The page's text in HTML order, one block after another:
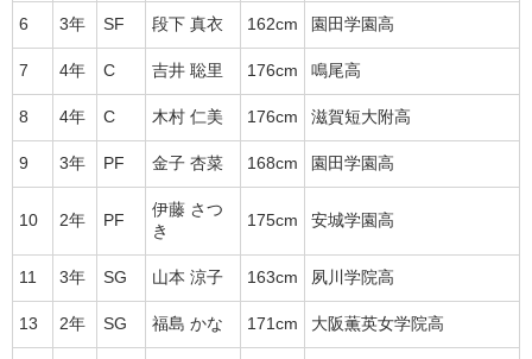
6 3年 SF 段下 真衣 162cm 園田学園高
7 4年 C 吉井 聡里 176cm 鳴尾高
8 4年 C 木村 仁美 176cm 滋賀短大附高
9 3年 PF 金子 杏菜 168cm 園田学園高
10 2年 PF
伊藤 さつ
き
175cm 安城学園高
11 3年 SG 山本 涼子 163cm 夙川学院高
13 2年 SG 福島 かな 171cm 大阪薫英女学院高